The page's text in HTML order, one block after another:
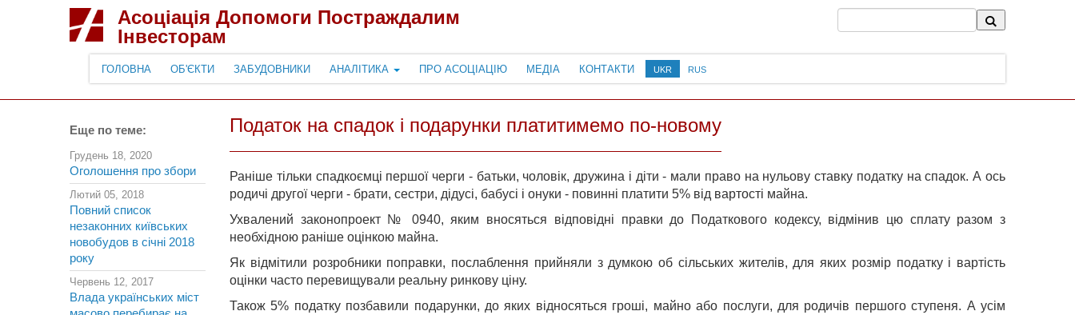
Асоціація Допомоги Постраждалим
Інвесторам
ГОЛОВНА ОБ'ЄКТИ ЗАБУДОВНИКИ АНАЛІТИКА ПРО АСОЦІАЦІЮ МЕДІА КОНТАКТИ UKR RUS
Еще по теме:
Грудень 18, 2020
Оголошення про збори
Лютий 05, 2018
Повний список
незаконних київських
новобудов в січні 2018
року
Червень 12, 2017
Влада українських міст
Податок на спадок і подарунки платитимемо по-новому
Раніше тільки спадкоємці першої черги - батьки, чоловік, дружина і діти - мали право на нульову ставку податку на спадок. А ось
родичі другої черги - брати, сестри, дідусі, бабусі і онуки - повинні платити 5% від вартості майна.
Ухвалений законопроект № 0940, яким вносяться відповідні правки до Податкового кодексу, відмінив цю сплату разом з
необхідною раніше оцінкою майна.
Як відмітили розробники поправки, послаблення прийняли з думкою об сільських жителів, для яких розмір податку і вартість
оцінки часто перевищували реальну ринкову ціну.
Також 5% податку позбавили подарунки, до яких відносяться гроші, майно або послуги, для родичів першого ступеня. А усім